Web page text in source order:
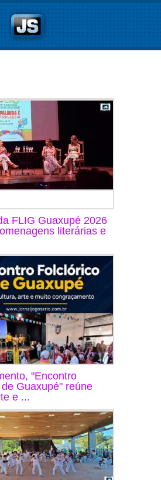
FLIG Guaxupé 2026
literárias e
"Encontro
Guaxupé" reúne
e ...